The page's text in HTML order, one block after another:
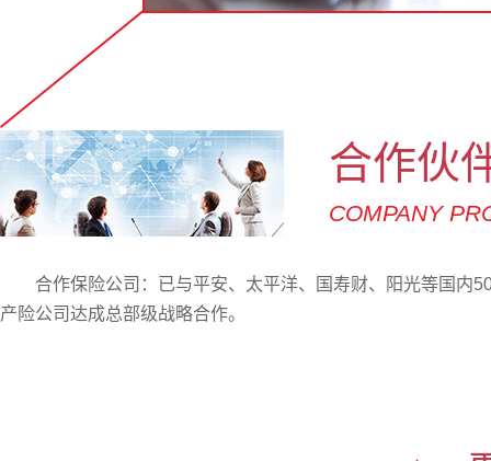
合作伙
COMPANY
合作保险公司：已与平安、太平洋、国寿财、阳光等国内
产险公司达成总部级战略合作。